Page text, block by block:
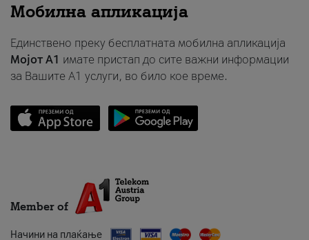
Мобилна апликација
Единствено преку бесплатната мобилна апликација
Мојот A1 имате пристап до сите важни информации
за Вашите A1 услуги, во било кое време.
Member of
Начини на плаќање